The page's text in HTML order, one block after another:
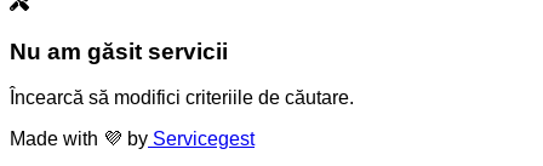
Nu am găsit servicii
Încearcă să modifici criteriile de căutare.
Made with 💜 by Servicegest